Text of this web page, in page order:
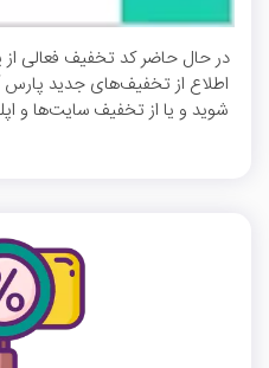
در حال حاضر کد تخفیف فعالی
اطلاع از تخفیف‌های جدید پارس
شوید و یا از تخفیف سایت‌ها و